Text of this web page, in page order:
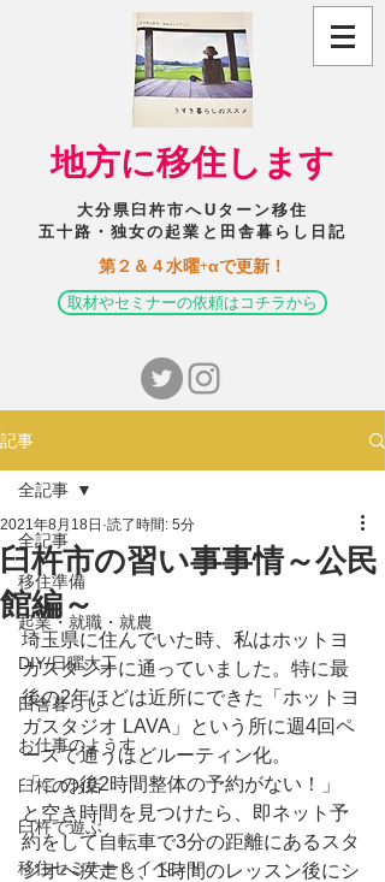
​地方に移住します
大分県臼杵市へUターン移住
五十路・独女の起業と田舎暮らし日記
​第２＆４水曜+αで更新！
取材やセミナーの依頼はコチラから
記事
全記事
移住準備
起業・就職・就農
DIY/日曜大工
田舎暮らし
お仕事のようす
臼杵のお店
臼杵で遊ぶ
移住セミナー＆イベント
全記事
臼杵市の習い事事情～公民
館編～
2021年8月18日 読了時間: 5分
埼玉県に住んでいた時、私はホットヨ
ガスタジオに通っていました。特に最
後の2年ほどは近所にできた「ホットヨ
ガスタジオ LAVA」という所に週4回ペ
ースで通うほどルーティン化。
「この後2時間整体の予約がない！」
と空き時間を見つけたら、即ネット予
約をして自転車で3分の距離にあるスタ
ジオへ疾走し、1時間のレッスン後にシ